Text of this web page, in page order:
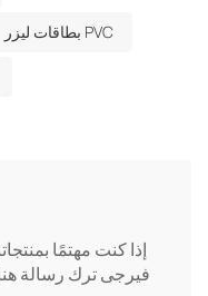
بطاقات ليزر PVC
إذا كنت مهتمًا
فيرجى ترك رسالة